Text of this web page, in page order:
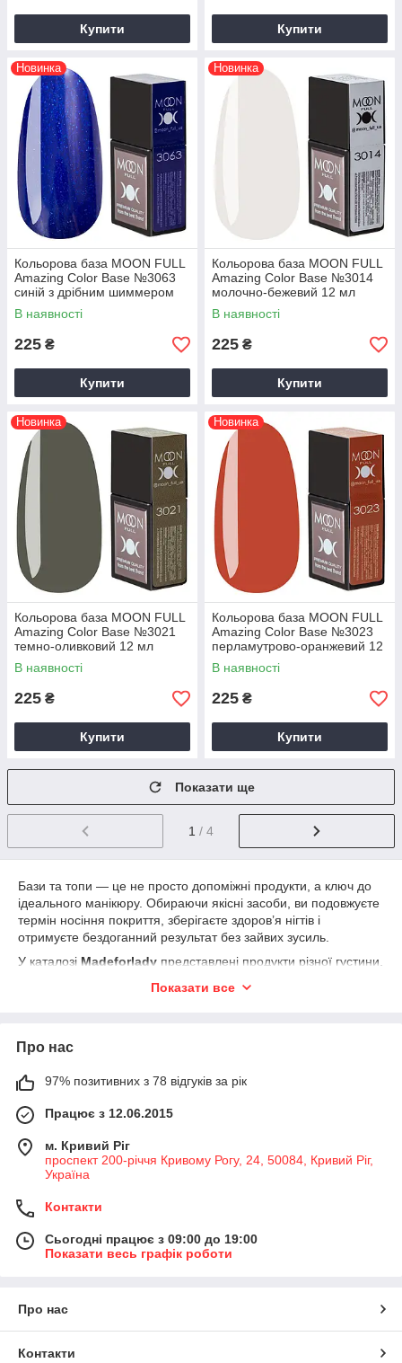
Купити Купити
Новинка
Кольорова база MOON FULL
Amazing Color Base №3063
синій з дрібним шиммером
12 мл
В наявності
225 ₴
Купити
Новинка
Кольорова база MOON FULL
Amazing Color Base №3014
молочно-бежевий 12 мл
В наявності
225 ₴
Купити
Новинка
Кольорова база MOON FULL
Amazing Color Base №3021
темно-оливковий 12 мл
В наявності
225 ₴
Купити
Новинка
Кольорова база MOON FULL
Amazing Color Base №3023
перламутрово-оранжевий 12
мл
В наявності
225 ₴
Купити
Показати ще
1 / 4
Бази та топи — це не просто допоміжні продукти, а ключ до
ідеального манікюру. Обираючи якісні засоби, ви подовжуєте
термін носіння покриття, зберігаєте здоров’я нігтів і
отримуєте бездоганний результат без зайвих зусиль.
У каталозі Madeforlady представлені продукти різної густини,
липкого шару та інші сучасні варіанти.
Показати все
Про нас
97% позитивних з 78 відгуків за рік
Працює з 12.06.2015
м. Кривий Ріг
проспект 200-річчя Кривому Рогу, 24, 50084, Кривий Ріг,
Україна
Контакти
Сьогодні працює з 09:00 до 19:00
Показати весь графік роботи
Про нас
Контакти